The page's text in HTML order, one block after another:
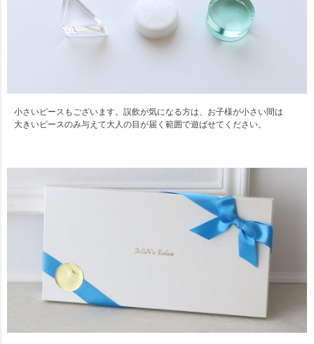
小さいピースもございます。誤飲が気になる方は、お子様が小さい間は
大きいピースのみ与えて大人の目が届く範囲で遊ばせてください。